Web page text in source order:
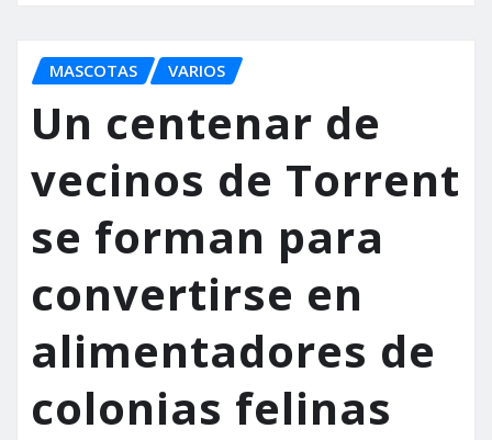
MASCOTAS VARIOS
Un centenar de
vecinos de Torrent
se forman para
convertirse en
alimentadores de
colonias felinas